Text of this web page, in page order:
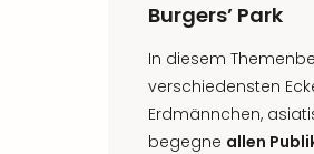
Burgers’ Park
In diesem
verschiedensten
Erdmännchen,
begegne allen